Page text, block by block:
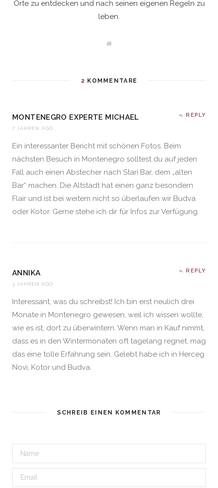
Orte zu entdecken und nach seinen eigenen Regeln zu
leben.
W
e
2 KOMMENTARE
MONTENEGRO EXPERTE MICHAEL
7 JAHREN AGO
REPLY
Ein interessanter Bericht mit schönen Fotos. Beim
nächsten Besuch in Montenegro solltest du auf jeden
Fall auch einen Abstecher nach Stari Bar, dem „alten
Bar“ machen. Die Altstadt hat einen ganz besondern
Flair und ist bei weitem nicht so überlaufen wir Budva
oder Kotor. Gerne stehe ich dir für Infos zur Verfügung.
ANNIKA
3 JAHREN AGO
REPLY
Interessant, was du schreibst! Ich bin erst neulich drei
Monate in Montenegro gewesen, weil ich wissen wollte,
wie es ist, dort zu überwintern. Wenn man in Kauf nimmt,
dass es in den Wintermonaten oft tagelang regnet, mag
das eine tolle Erfahrung sein. Gelebt habe ich in Herceg
Novi, Kotor und Budva.
SCHREIB EINEN KOMMENTAR